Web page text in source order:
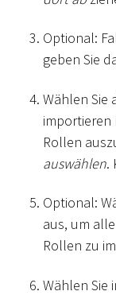
Optional:
geben Sie
Wählen Sie
importieren
Rollen
auswählen.
Optional:
aus, um
Rollen zu
Wählen Sie